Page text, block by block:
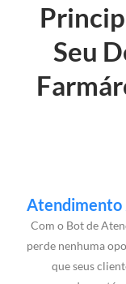
Seu
Atendimento
Com o Bot de
perde nenhuma
que seus